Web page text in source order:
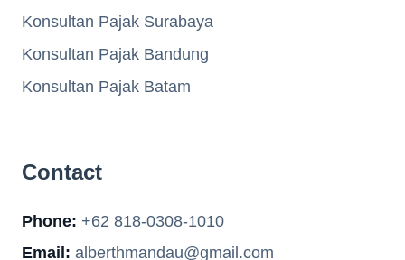
Konsultan Pajak Surabaya
Konsultan Pajak Bandung
Konsultan Pajak Batam
Contact
Phone: +62 818-0308-1010
Email: alberthmandau@gmail.com